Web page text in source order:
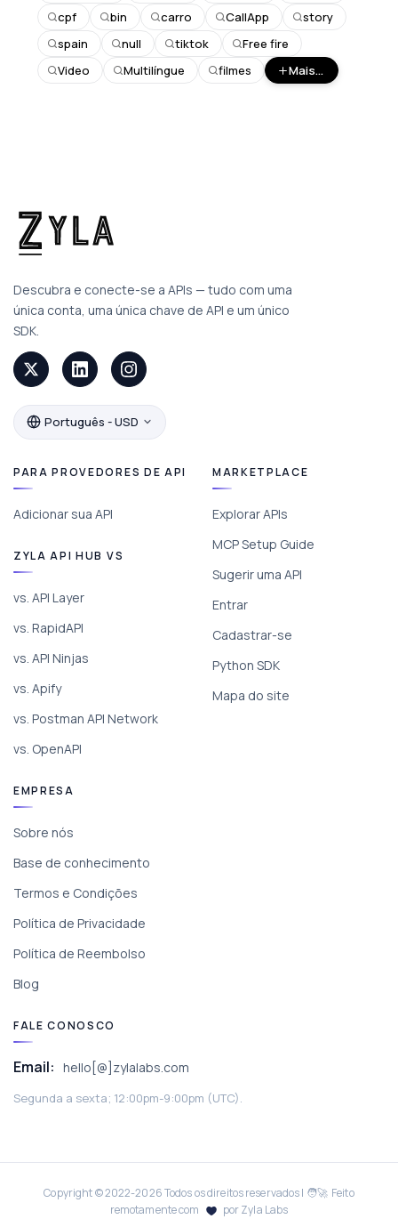
cpf
bin carro CallApp
story
spain
null tiktok
Free fire
Video
Multilíngue filmes Mais...
Descubra e conecte-se a APIs — tudo com uma
única conta, uma única chave de API e um único
SDK.
Português - USD
PARA PROVEDORES DE API
Adicionar sua API
ZYLA API HUB VS
vs. API Layer
vs. RapidAPI
vs. API Ninjas
vs. Apify
vs. Postman API Network
vs. OpenAPI
MARKETPLACE
Explorar APIs
MCP Setup Guide
Sugerir uma API
Entrar
Cadastrar-se
Python SDK
Mapa do site
EMPRESA
Sobre nós
Base de conhecimento
Termos e Condições
Política de Privacidade
Política de Reembolso
Blog
FALE CONOSCO
Email: hello[@]zylalabs.com
Segunda a sexta; 12:00pm-9:00pm (UTC).
Copyright © 2022-2026Todos os direitos reservados | 🧑‍🚀 Feito
remotamente com
por Zyla Labs